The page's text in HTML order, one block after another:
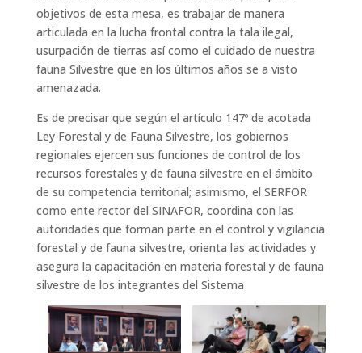
objetivos de esta mesa, es trabajar de manera
articulada en la lucha frontal contra la tala ilegal,
usurpación de tierras así como el cuidado de nuestra
fauna Silvestre que en los últimos años se a visto
amenazada.
Es de precisar que según el artículo 147º de acotada
Ley Forestal y de Fauna Silvestre, los gobiernos
regionales ejercen sus funciones de control de los
recursos forestales y de fauna silvestre en el ámbito
de su competencia territorial; asimismo, el SERFOR
como ente rector del SINAFOR, coordina con las
autoridades que forman parte en el control y vigilancia
forestal y de fauna silvestre, orienta las actividades y
asegura la capacitación en materia forestal y de fauna
silvestre de los integrantes del Sistema